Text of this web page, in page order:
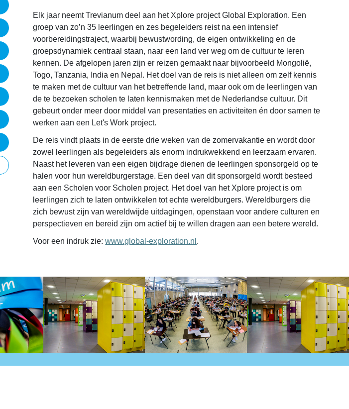
Elk jaar neemt Trevianum deel aan het Xplore project Global Exploration. Een
groep van zo’n 35 leerlingen en zes begeleiders reist na een intensief
voorbereidingstraject, waarbij bewustwording, de eigen ontwikkeling en de
groepsdynamiek centraal staan, naar een land ver weg om de cultuur te leren
kennen. De afgelopen jaren zijn er reizen gemaakt naar bijvoorbeeld Mongolië,
Togo, Tanzania, India en Nepal. Het doel van de reis is niet alleen om zelf kennis
te maken met de cultuur van het betreffende land, maar ook om de leerlingen van
de te bezoeken scholen te laten kennismaken met de Nederlandse cultuur. Dit
gebeurt onder meer door middel van presentaties en activiteiten én door samen te
werken aan een Let's Work project.
De reis vindt plaats in de eerste drie weken van de zomervakantie en wordt door
zowel leerlingen als begeleiders als enorm indrukwekkend en leerzaam ervaren.
Naast het leveren van een eigen bijdrage dienen de leerlingen sponsorgeld op te
halen voor hun wereldburgerstage. Een deel van dit sponsorgeld wordt besteed
aan een Scholen voor Scholen project. Het doel van het Xplore project is om
leerlingen zich te laten ontwikkelen tot echte wereldburgers. Wereldburgers die
zich bewust zijn van wereldwijde uitdagingen, openstaan voor andere culturen en
perspectieven en bereid zijn om actief bij te willen dragen aan een betere wereld.
Voor een indruk zie:www.global-exploration.nl .